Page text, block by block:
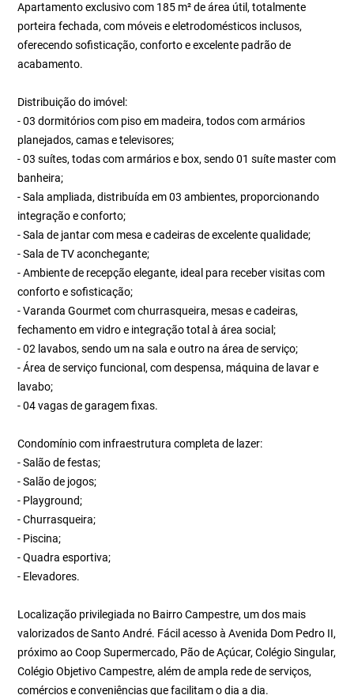
Apartamento exclusivo com 185 m² de área útil, totalmente
porteira fechada, com móveis e eletrodomésticos inclusos,
oferecendo sofisticação, conforto e excelente padrão de
acabamento.
Distribuição do imóvel:
- 03 dormitórios com piso em madeira, todos com armários
planejados, camas e televisores;
- 03 suítes, todas com armários e box, sendo 01 suíte master com
banheira;
- Sala ampliada, distribuída em 03 ambientes, proporcionando
integração e conforto;
- Sala de jantar com mesa e cadeiras de excelente qualidade;
- Sala de TV aconchegante;
- Ambiente de recepção elegante, ideal para receber visitas com
conforto e sofisticação;
- Varanda Gourmet com churrasqueira, mesas e cadeiras,
fechamento em vidro e integração total à área social;
- 02 lavabos, sendo um na sala e outro na área de serviço;
- Área de serviço funcional, com despensa, máquina de lavar e
lavabo;
- 04 vagas de garagem fixas.
Condomínio com infraestrutura completa de lazer:
- Salão de festas;
- Salão de jogos;
- Playground;
- Churrasqueira;
- Piscina;
- Quadra esportiva;
- Elevadores.
Localização privilegiada no Bairro Campestre, um dos mais
valorizados de Santo André. Fácil acesso à Avenida Dom Pedro II,
próximo ao Coop Supermercado, Pão de Açúcar, Colégio Singular,
Colégio Objetivo Campestre, além de ampla rede de serviços,
comércios e conveniências que facilitam o dia a dia.